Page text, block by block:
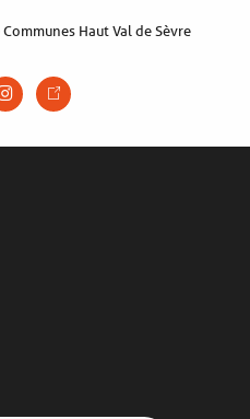
Haut Val de Sèvre